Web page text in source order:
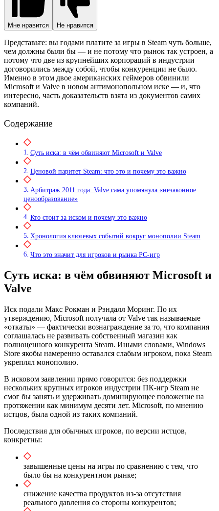
Мне нравится Не нравится
Представьте: вы годами платите за игры в Steam чуть больше,
чем должны были бы — и не потому что рынок так устроен, а
потому что две из крупнейших корпораций в индустрии
договорились между собой, чтобы конкуренции не было.
Именно в этом двое американских геймеров обвинили
Microsoft и Valve в новом антимонопольном иске — и, что
интересно, часть доказательств взята из документов самих
компаний.
Содержание
Суть иска: в чём обвиняют Microsoft и Valve
Ценовой паритет Steam: что это и почему это важно
Арбитраж 2011 года: Valve сама упомянула «незаконное
ценообразование»
Кто стоит за иском и почему это важно
Хронология ключевых событий вокруг монополии Steam
Что это значит для игроков и рынка PC-игр
Суть иска: в чём обвиняют Microsoft и
Valve
Иск подали Макс Рокман и Рэндалл Моринг. По их
утверждению, Microsoft получала от Valve так называемые
«откаты» — фактически вознаграждение за то, что компания
соглашалась не развивать собственный магазин как
полноценного конкурента Steam. Иными словами, Windows
Store якобы намеренно оставался слабым игроком, пока Steam
укреплял монополию.
В исковом заявлении прямо говорится: без поддержки
нескольких крупных игроков индустрии ПК-игр Steam не
смог бы занять и удерживать доминирующее положение на
протяжении как минимум десяти лет. Microsoft, по мнению
истцов, была одной из таких компаний.
Последствия для обычных игроков, по версии истцов,
конкретны:
завышенные цены на игры по сравнению с тем, что
было бы на конкурентном рынке;
снижение качества продуктов из-за отсутствия
реального давления со стороны конкурентов;